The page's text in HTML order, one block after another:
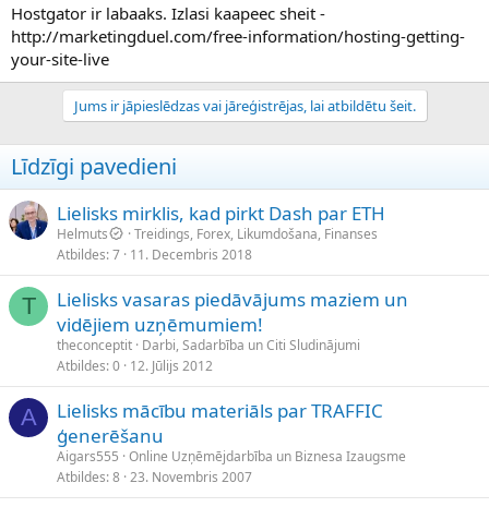
Hostgator ir labaaks. Izlasi kaapeec sheit -
http://marketingduel.com/free-information/hosting-getting-
your-site-live
Jums ir jāpieslēdzas vai jāreģistrējas, lai atbildētu šeit.
Līdzīgi pavedieni
Lielisks mirklis, kad pirkt Dash par ETH
Helmuts
Treidings, Forex, Likumdošana, Finanses
Atbildes 7 11. Decembris 2018
T
Lielisks vasaras piedāvājums maziem un
vidējiem uzņēmumiem!
theconceptit Darbi, Sadarbība un Citi Sludinājumi
Atbildes 0 12. Jūlijs 2012
A
Lielisks mācību materiāls par TRAFFIC
ģenerēšanu
Aigars555 Online Uzņēmējdarbība un Biznesa Izaugsme
Atbildes 8 23. Novembris 2007